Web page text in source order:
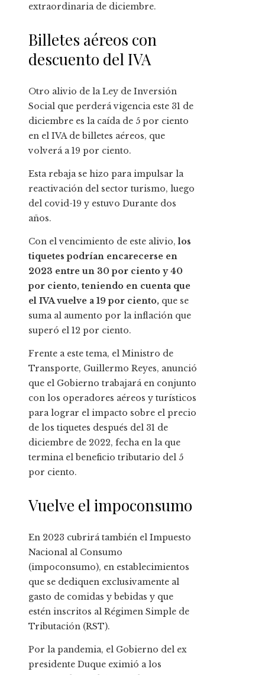
extraordinaria de diciembre.
Billetes aéreos con
descuento del IVA
Otro alivio de la Ley de Inversión
Social que perderá vigencia este 31 de
diciembre es la caída de 5 por ciento
en el IVA de billetes aéreos, que
volverá a 19 por ciento.
Esta rebaja se hizo para impulsar la
reactivación del sector turismo, luego
del covid-19 y estuvo Durante dos
años.
Con el vencimiento de este alivio, los
tiquetes podrían encarecerse en
2023 entre un 30 por ciento y 40
por ciento, teniendo en cuenta que
el IVA vuelve a 19 por ciento, que se
suma al aumento por la inflación que
superó el 12 por ciento.
Frente a este tema, el Ministro de
Transporte, Guillermo Reyes, anunció
que el Gobierno trabajará en conjunto
con los operadores aéreos y turísticos
para lograr el impacto sobre el precio
de los tiquetes después del 31 de
diciembre de 2022, fecha en la que
termina el beneficio tributario del 5
por ciento.
Vuelve el impoconsumo
En 2023 cubrirá también el Impuesto
Nacional al Consumo
(impoconsumo), en establecimientos
que se dediquen exclusivamente al
gasto de comidas y bebidas y que
estén inscritos al Régimen Simple de
Tributación (RST).
Por la pandemia, el Gobierno del ex
presidente Duque eximió a los